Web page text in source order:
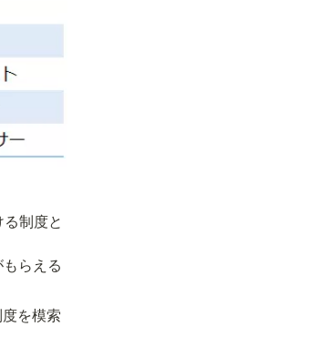
制度と
らえる
を模索